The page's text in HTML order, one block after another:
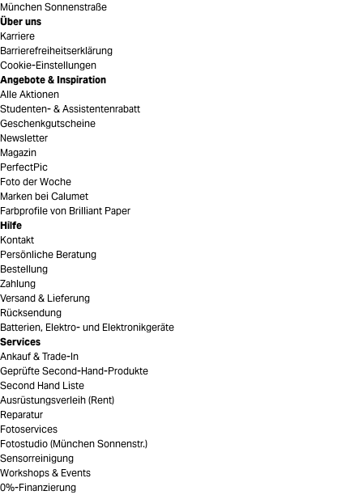
München Sonnenstraße
Über uns
Karriere
Barrierefreiheitserklärung
Cookie-Einstellungen
Angebote & Inspiration
Alle Aktionen
Studenten- & Assistentenrabatt
Geschenkgutscheine
Newsletter
Magazin
PerfectPic
Foto der Woche
Marken bei Calumet
Farbprofile von Brilliant Paper
Hilfe
Kontakt
Persönliche Beratung
Bestellung
Zahlung
Versand & Lieferung
Rücksendung
Batterien, Elektro- und Elektronikgeräte
Services
Ankauf & Trade-In
Geprüfte Second-Hand-Produkte
Second Hand Liste
Ausrüstungsverleih (Rent)
Reparatur
Fotoservices
Fotostudio (München Sonnenstr.)
Sensorreinigung
Workshops & Events
0%-Finanzierung